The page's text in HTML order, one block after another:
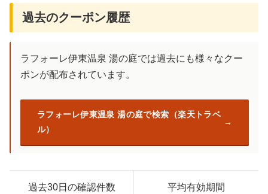
過去のクーポン履歴
ラフォーレ伊東温泉 湯の庭では過去にも様々なクー
ポンが配布されています。
ラフォーレ伊東温泉 湯の庭で検索（楽天トラベ
ル）
過去30日の確認件数
平均有効期間